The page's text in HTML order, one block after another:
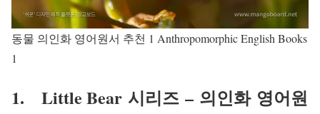
동물 의인화 영어원서 추천 1 Anthropomorphic English Books
1
1. Little Bear 시리즈 – 의인화 영어원